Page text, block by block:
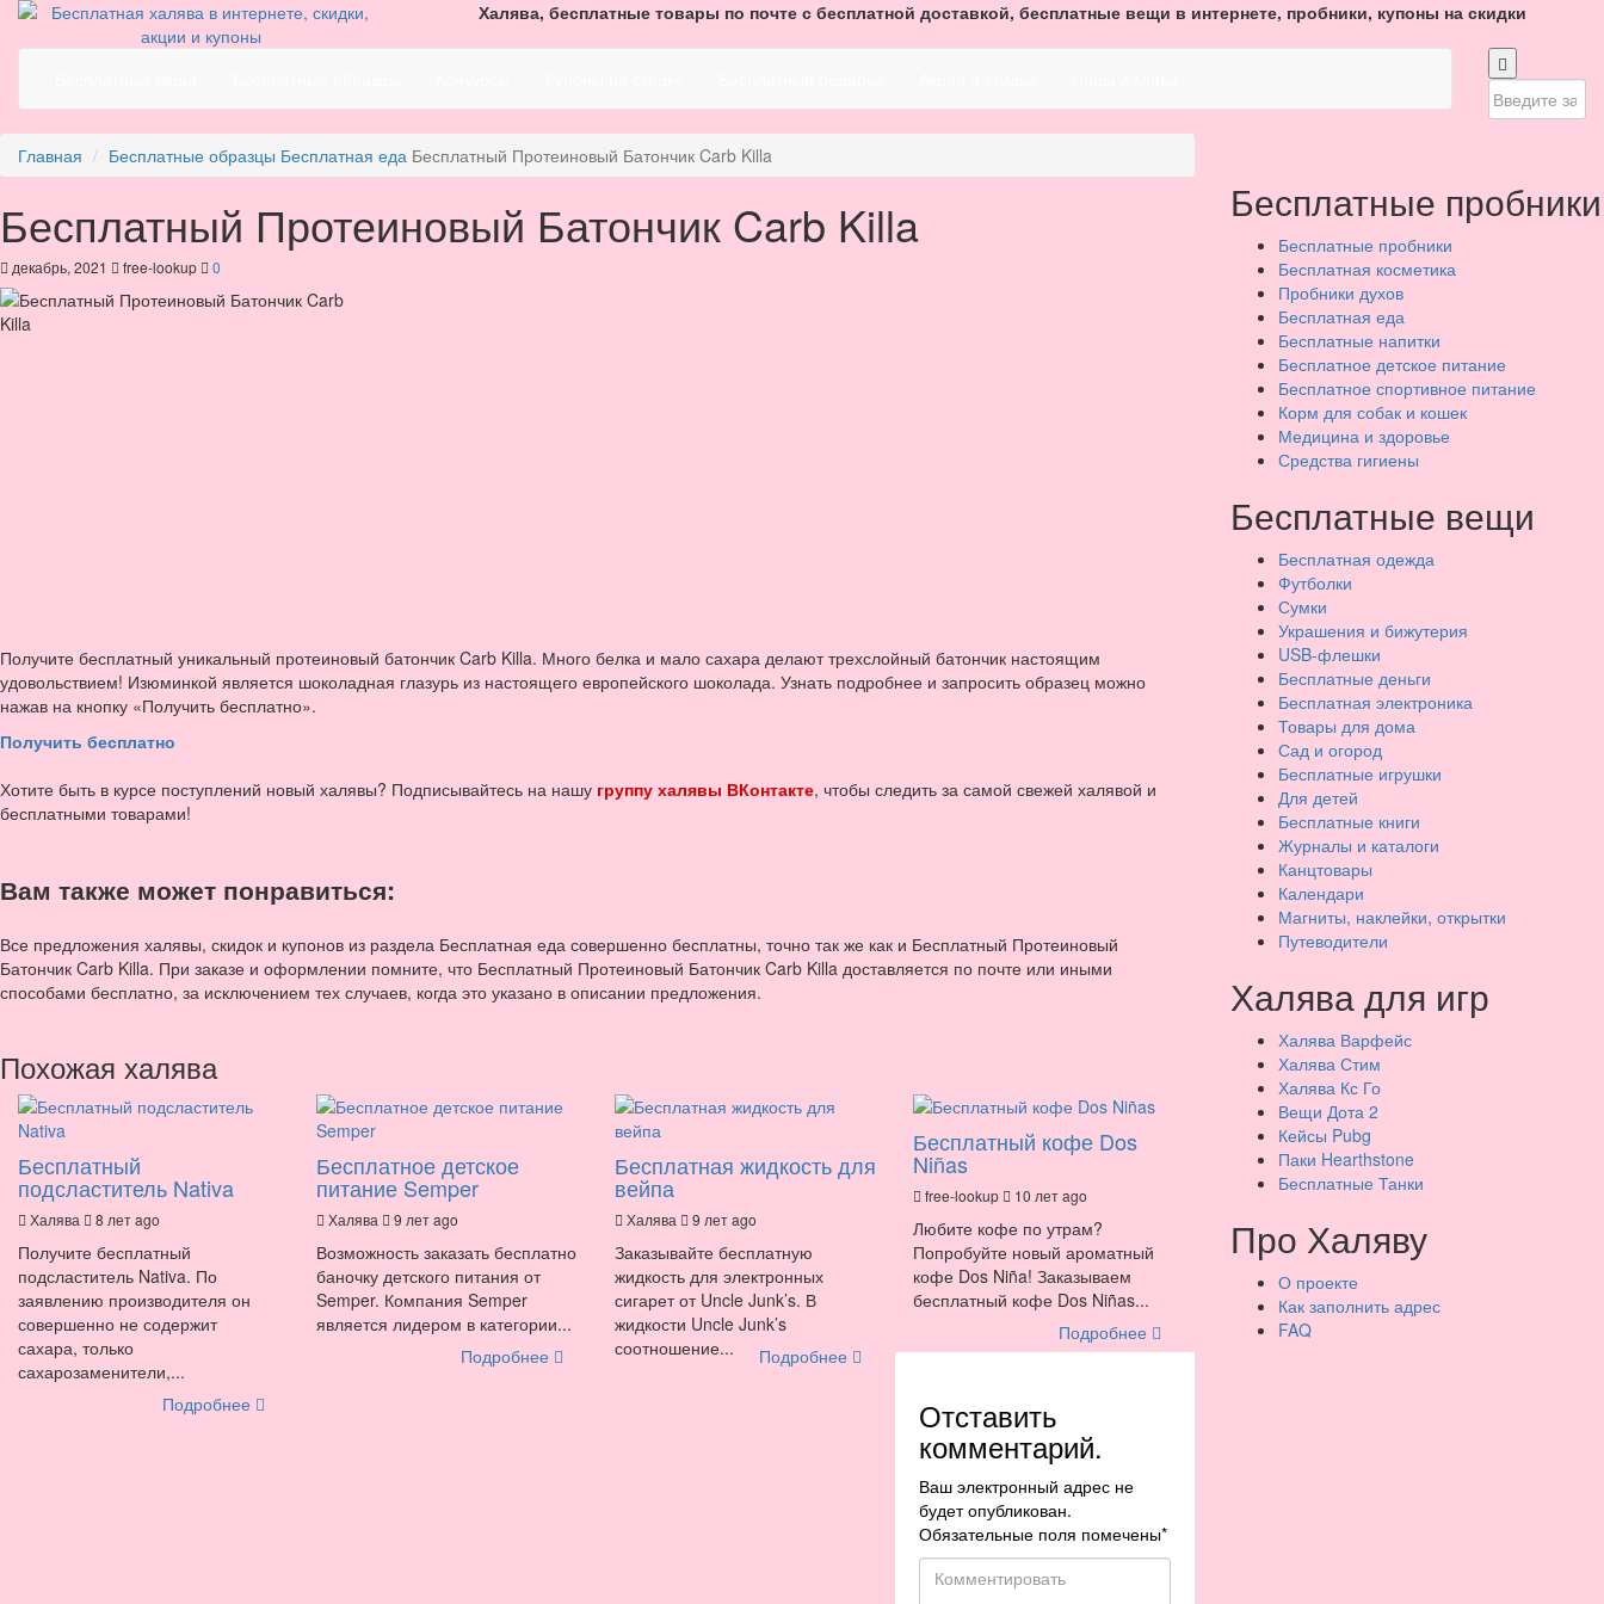
Халява, бесплатные товары по почте с бесплатной доставкой, бесплатные вещи в интернете, пробники, купоны на скидки
Главная Бесплатные образцы Бесплатная еда Бесплатный Протеиновый Батончик Carb Killa
Бесплатный Протеиновый Батончик Carb Killa
декабрь, 2021 free-lookup 0
Получите бесплатный уникальный протеиновый батончик Carb Killa. Много белка и мало сахара делают трехслойный батончик настоящим
удовольствием! Изюминкой является шоколадная глазурь из настоящего европейского шоколада. Узнать подробнее и запросить образец можно
нажав на кнопку «Получить бесплатно».
Получить бесплатно
Хотите быть в курсе поступлений новый халявы? Подписывайтесь на нашу группу халявы ВКонтакте, чтобы следить за самой свежей халявой и
бесплатными товарами!
Вам также может понравиться:
Все предложения халявы, скидок и купонов из раздела Бесплатная еда совершенно бесплатны, точно так же как и Бесплатный Протеиновый
Батончик Carb Killa. При заказе и оформлении помните, что Бесплатный Протеиновый Батончик Carb Killa доставляется по почте или иными
способами бесплатно, за исключением тех случаев, когда это указано в описании предложения.
Похожая халява
Бесплатный
подсластитель Nativa
Халява 8 лет ago
Получите бесплатный
подсластитель Nativa. По
заявлению производителя он
совершенно не содержит
сахара, только
сахарозаменители,...
Подробнее
Бесплатное детское
питание Semper
Халява 9 лет ago
Возможность заказать бесплатно
баночку детского питания от
Semper. Компания Semper
является лидером в категории...
Подробнее
Бесплатная жидкость для
вейпа
Халява 9 лет ago
Заказывайте бесплатную
жидкость для электронных
сигарет от Uncle Junk’s. В
жидкости Uncle Junk’s
соотношение...
Подробнее
Бесплатный кофе Dos
Niñas
free-lookup 10 лет ago
Любите кофе по утрам?
Попробуйте новый ароматный
кофе Dos Niña! Заказываем
бесплатный кофе Dos Niñas...
Подробнее
Отставить
комментарий.
Ваш электронный адрес не
будет опубликован.
Обязательные поля помечены*
Бесплатные пробники
Бесплатные пробники
Бесплатная косметика
Пробники духов
Бесплатная еда
Бесплатные напитки
Бесплатное детское питание
Бесплатное спортивное питание
Корм для собак и кошек
Медицина и здоровье
Средства гигиены
Бесплатные вещи
Бесплатная одежда
Футболки
Сумки
Украшения и бижутерия
USB-флешки
Бесплатные деньги
Бесплатная электроника
Товары для дома
Сад и огород
Бесплатные игрушки
Для детей
Бесплатные книги
Журналы и каталоги
Канцтовары
Календари
Магниты, наклейки, открытки
Путеводители
Халява для игр
Халява Варфейс
Халява Стим
Халява Кс Го
Вещи Дота 2
Кейсы Pubg
Паки Hearthstone
Бесплатные Танки
Про Халяву
О проекте
Как заполнить адрес
FAQ